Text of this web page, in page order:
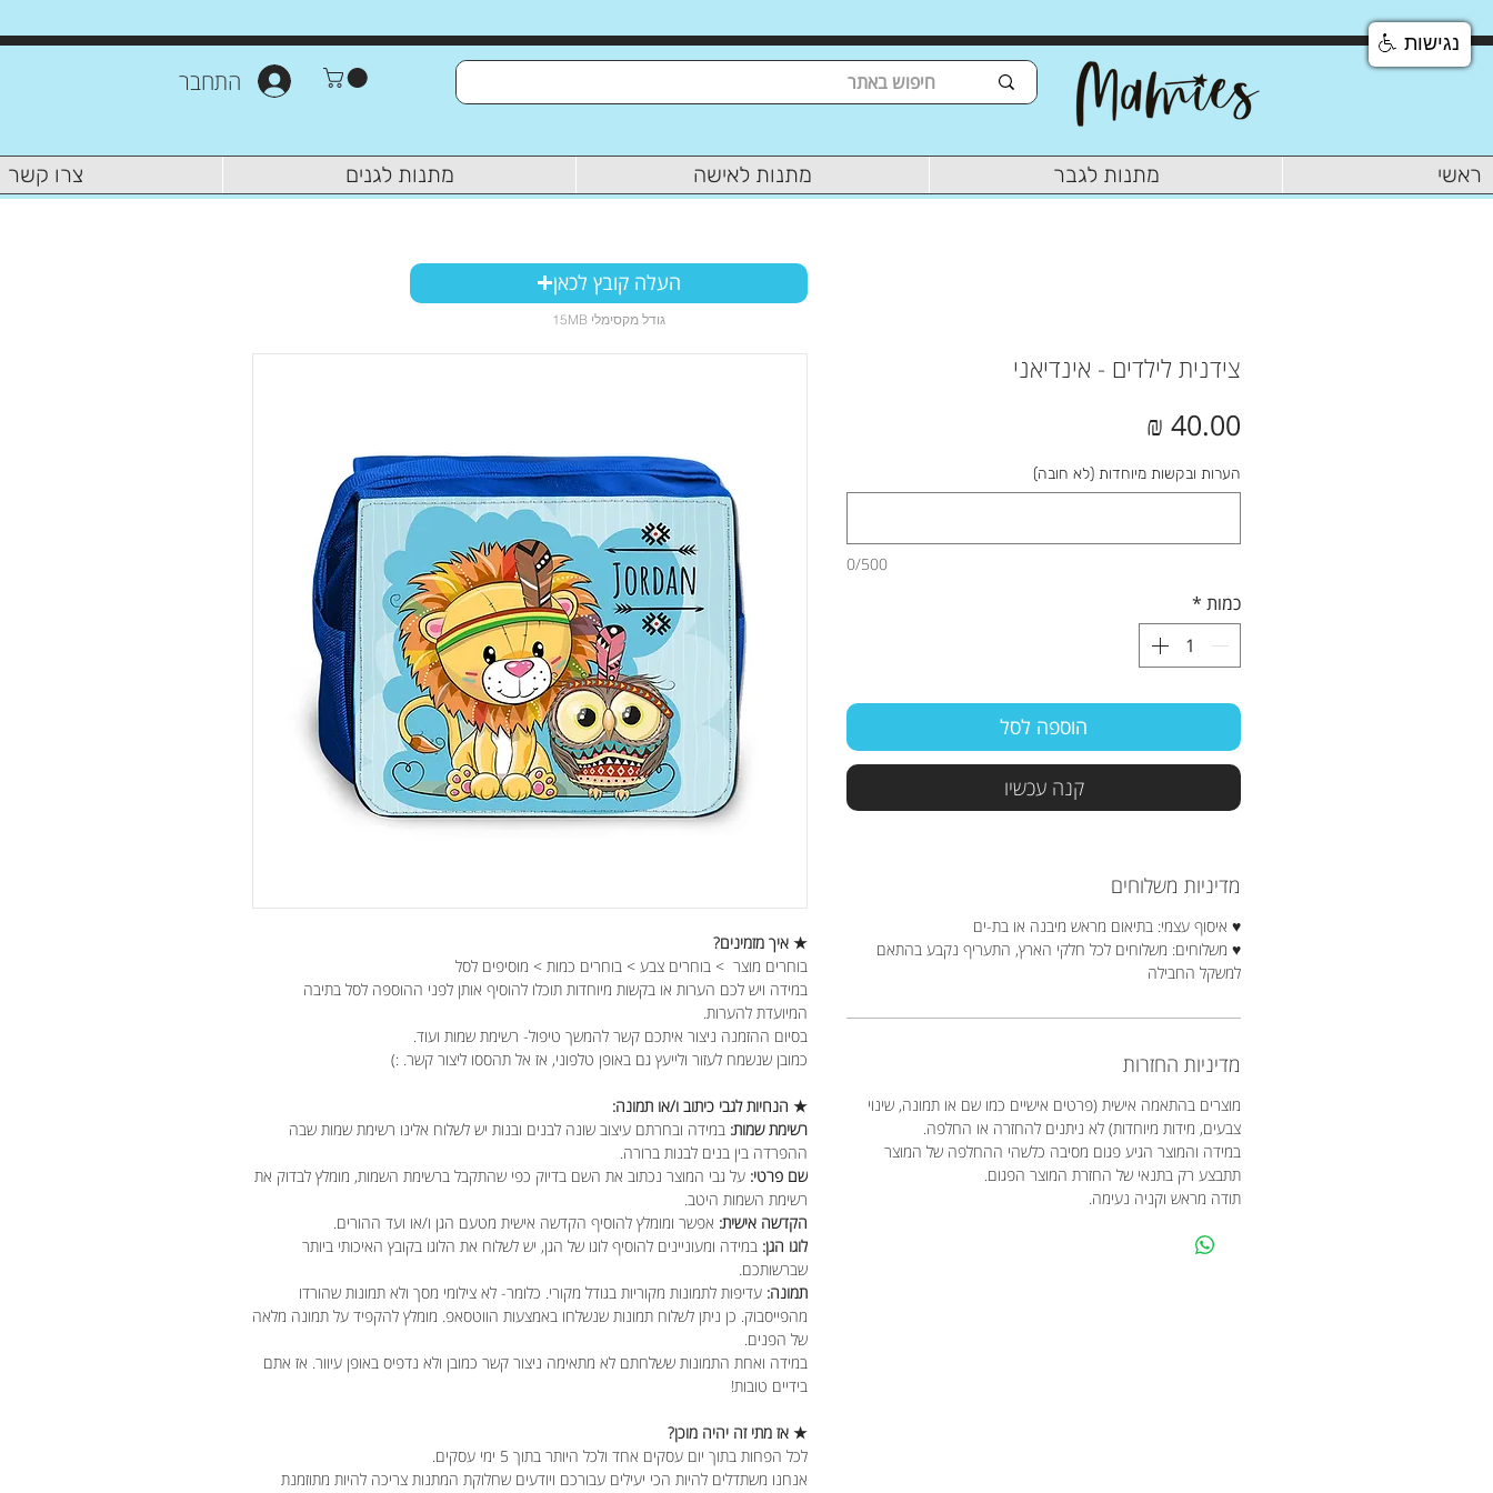
התחבר
ראשי מתנות לגבר מתנות לאישה מתנות לגנים צרו קשר
★ איך מזמינים?
בוחרים מוצר > בוחרים צבע > בוחרים כמות > מוסיפים לסל
במידה ויש לכם הערות או בקשות מיוחדות תוכלו להוסיף אותן לפני ההוספה לסל בתיבה
המיועדת להערות.
בסיום ההזמנה ניצור איתכם קשר להמשך טיפול- רשימת שמות ועוד.
כמובן שנשמח לעזור ולייעץ גם באופן טלפוני, אז אל תהססו ליצור קשר. :)
★ הנחיות לגבי כיתוב ו/או תמונה:
רשימת שמות: במידה ובחרתם עיצוב שונה לבנים ובנות יש לשלוח אלינו רשימת שמות שבה
ההפרדה בין בנים לבנות ברורה.
שם פרטי: על גבי המוצר נכתוב את השם בדיוק כפי שהתקבל ברשימת השמות, מומלץ לבדוק את
רשימת השמות היטב.
הקדשה אישית: אפשר ומומלץ להוסיף הקדשה אישית מטעם הגן ו/או ועד ההורים.
לוגו הגן: במידה ומעוניינים להוסיף לוגו של הגן, יש לשלוח את הלוגו בקובץ האיכותי ביותר
שברשותכם.
תמונה: עדיפות לתמונות מקוריות בגודל מקורי. כלומר- לא צילומי מסך ולא תמונות שהורדו
מהפייסבוק. כן ניתן לשלוח תמונות שנשלחו באמצעות הווטסאפ. מומלץ להקפיד על תמונה מלאה
של הפנים.
במידה ואחת התמונות ששלחתם לא מתאימה ניצור קשר כמובן ולא נדפיס באופן עיוור. אז אתם
בידיים טובות!
★ אז מתי זה יהיה מוכן?
לכל הפחות בתוך יום עסקים אחד ולכל היותר בתוך 5 ימי עסקים.
אנחנו משתדלים להיות הכי יעילים עבורכם ויודעים שחלוקת המתנות צריכה להיות מתוזמנת
צידנית לילדים - אינדיאני
הערות ובקשות מיוחדות (לא חובה)
0/500
כמות *
הוספה לסל
קנה עכשיו
מדיניות משלוחים
♥ איסוף עצמי: בתיאום מראש מיבנה או בת-ים
♥ משלוחים: משלוחים לכל חלקי הארץ, התעריף נקבע בהתאם
למשקל החבילה
מדיניות החזרות
מוצרים בהתאמה אישית (פרטים אישיים כמו שם או תמונה, שינוי
צבעים, מידות מיוחדות) לא ניתנים להחזרה או החלפה.
במידה והמוצר הגיע פגום מסיבה כלשהי ההחלפה של המוצר
תתבצע רק בתנאי של החזרת המוצר הפגום.
תודה מראש וקניה נעימה.
העלה קובץ לכאן
15MB גודל מקסימלי
נגישות